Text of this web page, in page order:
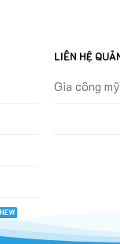
LIÊN HỆ
Gia công